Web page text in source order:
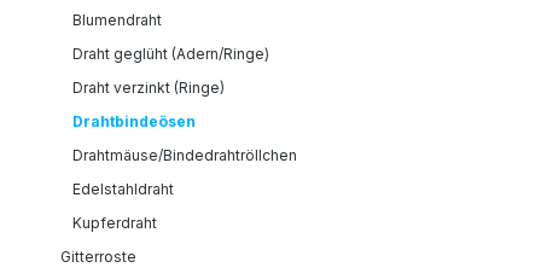
Blumendraht
Draht geglüht (Adern/Ringe)
Draht verzinkt (Ringe)
Drahtbindeösen
Drahtmäuse/Bindedrahtröllchen
Edelstahldraht
Kupferdraht
Gitterroste